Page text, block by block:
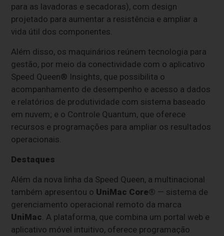
para as lavadoras e secadoras), com design
projetado para aumentar a resistência e ampliar a
vida útil dos componentes.
Além disso, os maquinários reúnem tecnologia para
gestão, por meio da conectividade com o aplicativo
Speed Queen® Insights, que possibilita o
acompanhamento de desempenho e acesso a dados
e relatórios de produtividade com sistema baseado
em nuvem; e o Controle Quantum, que oferece
recursos e programações para ampliar os resultados
operacionais.
Destaques
Além da nova linha da Speed Queen, a multinacional
também apresentou o UniMac Core® — sistema de
gerenciamento operacional remoto da marca
UniMac . A plataforma, que combina um portal web e
aplicativo móvel intuitivo, oferece programação